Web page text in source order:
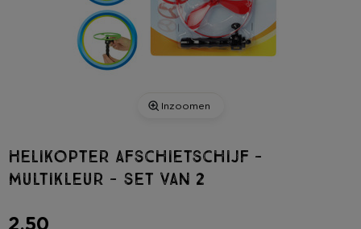
Inzoomen
Helikopter afschietschijf -
multikleur - set van 2
2,50